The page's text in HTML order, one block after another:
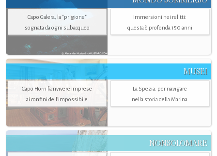
Capo Galera, la "prigione"
sognata da ogni subacqueo
Immersioni nei relitti:
questa è profonda 150 anni
MUSEI
Capo Horn fa rivivere imprese
ai confini dell’impossibile
La Spezia. per navigare
nella storia della Marina
NONSOLOMARE